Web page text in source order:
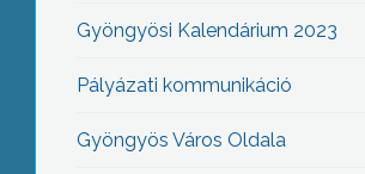
Gyöngyösi Kalendárium 2023
Pályázati kommunikáció
Gyöngyös Város Oldala